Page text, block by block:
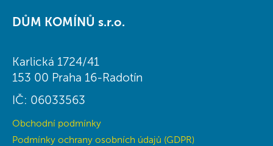
u
DŮM KOMÍNŮ s.r.o.
Karlická 1724/41
153 00 Praha 16-Radotín
IČ: 06033563
Obchodní podmínky
Podmínky ochrany osobních údajů (GDPR)